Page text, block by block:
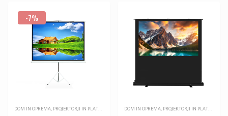
-7%
DOM IN OPREMA, PROJEKTORJI IN PLATNA DOM IN OPREMA, PROJEKTORJI IN PLATNA